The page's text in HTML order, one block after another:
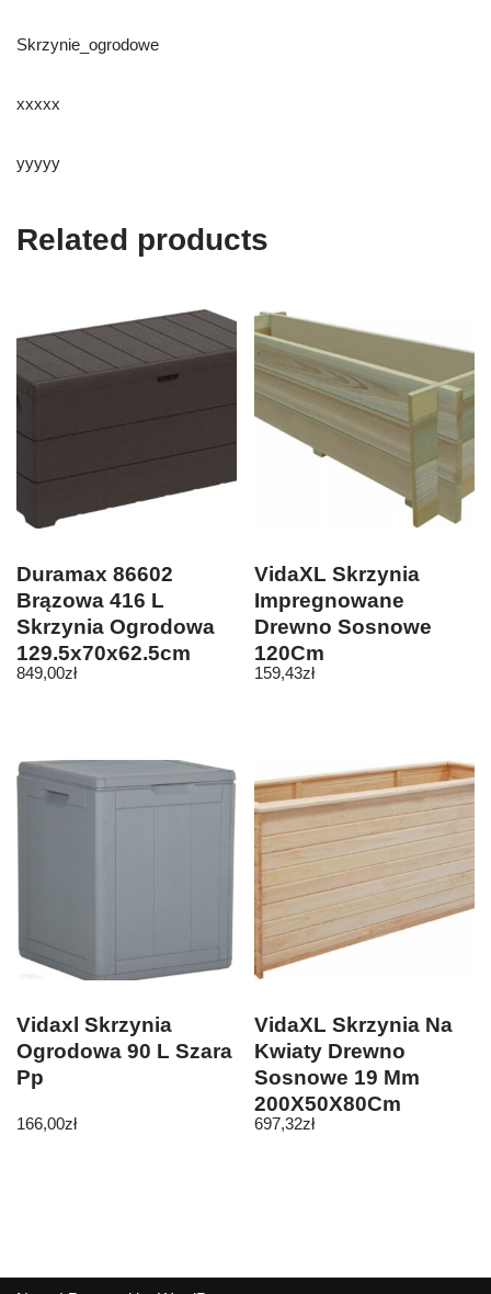
Skrzynie_ogrodowe
xxxxx
yyyyy
Related products
Duramax 86602
Brązowa 416 L
Skrzynia Ogrodowa
129,5x70x62,5cm
849,00zł
VidaXL Skrzynia
Impregnowane
Drewno Sosnowe
120Cm
159,43zł
Vidaxl Skrzynia
Ogrodowa 90 L Szara
Pp
166,00zł
VidaXL Skrzynia Na
Kwiaty Drewno
Sosnowe 19 Mm
200X50X80Cm
697,32zł